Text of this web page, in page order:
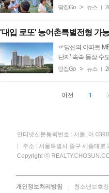
땅집Go > 뉴스 |
'대입 로또' 농어촌특별전형 가
☞당신의 아파트
단지’ 속속 등장 수
땅집Go > 뉴스 |
이전 1
인터넷신문등록번호 : 서울, 아
주소 : 서울특별시 중구 세종대로
Copyright ⓒ
개인정보처리방침 청소년보호